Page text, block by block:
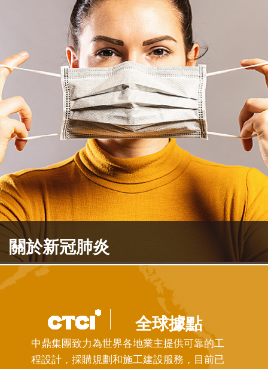
關於新冠肺炎
中鼎集團針對新型冠狀病毒疫情，密切關注疫情發
展狀況，早於疫情於全球蔓延前，即於2020年1月
底成立集團防疫中心，迅速啟動防疫機制，擬定企
業持續營運計畫；針對全球 ...
了解更多
全球據點
中鼎集團致力為世界各地業主提供可靠的工
程設計，採購規劃和施工建設服務，目前已